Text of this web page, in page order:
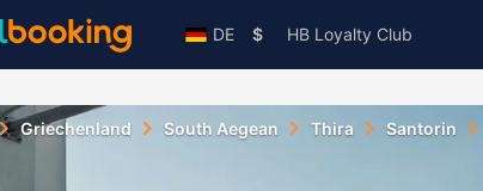
DE $ HB Loyalty Club
Griechenland South Aegean Thira Santorin